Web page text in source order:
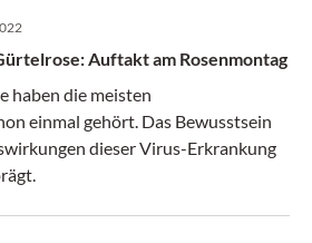
Auftakt am Rosenmontag
haben die meisten
einmal gehört. Das Bewusstsein
dieser Virus-Erkrankung